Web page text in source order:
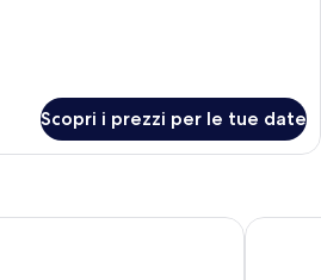
Scopri i prezzi per le tue date
Circus